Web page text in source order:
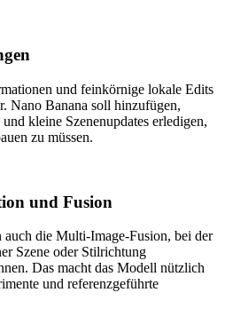
und feinkörnige lokale Edits
Nano Banana soll hinzufügen,
kleine Szenenupdates erledigen,
zu müssen.
und Fusion
die Multi-Image-Fusion, bei der
Szene oder Stilrichtung
Das macht das Modell nützlich
und referenzgeführte